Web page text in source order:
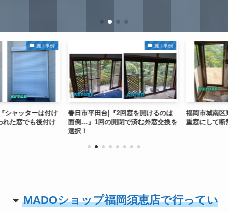
施工事例
ャッターは付け
窓でも後付け
施工事例
春日市平田台|『2回窓を開けるのは
面倒…』1回の開閉で済む外窓交換を
選択！
福岡市城南区東
重窓にして断熱
MADOショップ福岡須恵店で行ってい